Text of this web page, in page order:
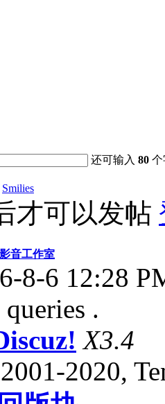
还可输入80 个
Smilies
才可以发帖
音工作室
8-6 12:28
.
X3.4
2020,